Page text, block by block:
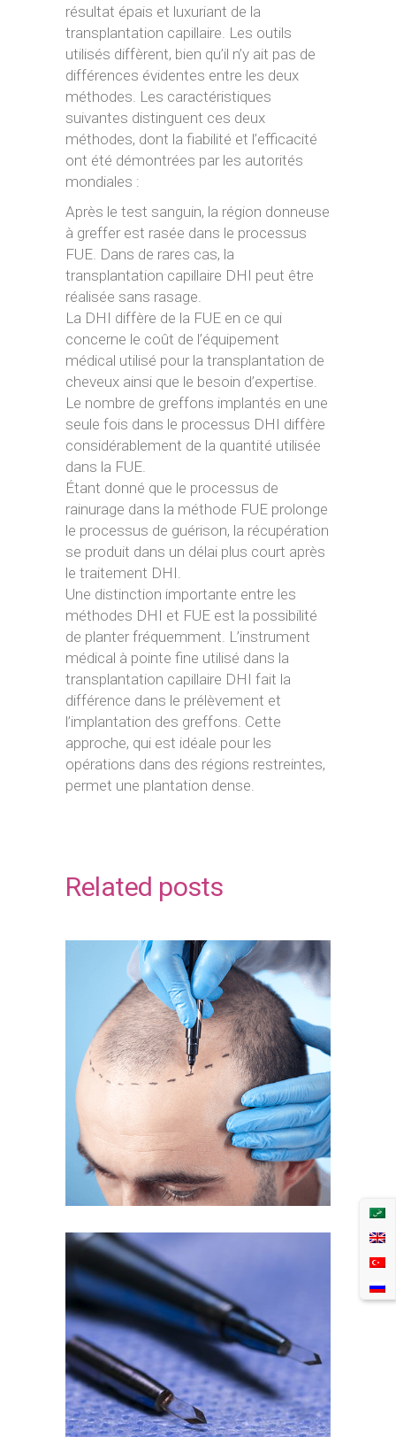
résultat épais et luxuriant de la
transplantation capillaire. Les outils
utilisés diffèrent, bien qu’il n’y ait pas de
différences évidentes entre les deux
méthodes. Les caractéristiques
suivantes distinguent ces deux
méthodes, dont la fiabilité et l’efficacité
ont été démontrées par les autorités
mondiales :
Après le test sanguin, la région donneuse
à greffer est rasée dans le processus
FUE. Dans de rares cas, la
transplantation capillaire DHI peut être
réalisée sans rasage.
La DHI diffère de la FUE en ce qui
concerne le coût de l’équipement
médical utilisé pour la transplantation de
cheveux ainsi que le besoin d’expertise.
Le nombre de greffons implantés en une
seule fois dans le processus DHI diffère
considérablement de la quantité utilisée
dans la FUE.
Étant donné que le processus de
rainurage dans la méthode FUE prolonge
le processus de guérison, la récupération
se produit dans un délai plus court après
le traitement DHI.
Une distinction importante entre les
méthodes DHI et FUE est la possibilité
de planter fréquemment. L’instrument
médical à pointe fine utilisé dans la
transplantation capillaire DHI fait la
différence dans le prélèvement et
l’implantation des greffons. Cette
approche, qui est idéale pour les
opérations dans des régions restreintes,
permet une plantation dense.
Related posts